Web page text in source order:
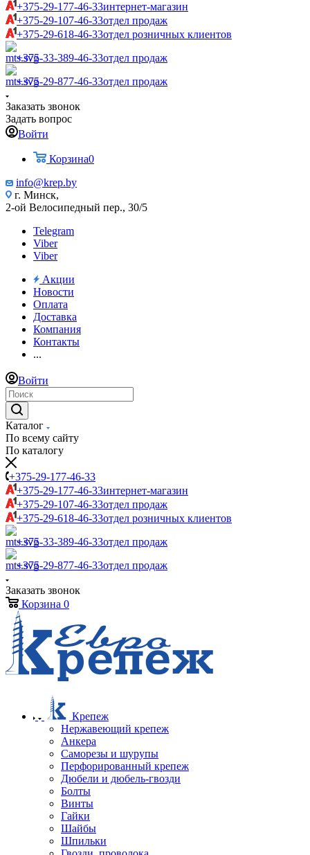
+375-29-177-46-33интернет-магазин
+375-29-107-46-33отдел продаж
+375-29-618-46-33отдел розничных клиентов
+375-33-389-46-33отдел продаж
+375-29-877-46-33отдел продаж
Заказать звонок
Задать вопрос
Войти
Корзина0
info@krep.by
г. Минск,
2-ой Велосипедный пер., 30/5
Telegram
Viber
Viber
Акции
Новости
Оплата
Доставка
Компания
Контакты
...
Войти
Каталог
По всему сайту
По каталогу
+375-29-177-46-33
+375-29-177-46-33интернет-магазин
+375-29-107-46-33отдел продаж
+375-29-618-46-33отдел розничных клиентов
+375-33-389-46-33отдел продаж
+375-29-877-46-33отдел продаж
Заказать звонок
Корзина 0
Крепеж
Нержавеющий крепеж
Анкера
Саморезы и шурупы
Перфорированный крепеж
Дюбели и дюбель-гвозди
Болты
Винты
Гайки
Шайбы
Шпильки